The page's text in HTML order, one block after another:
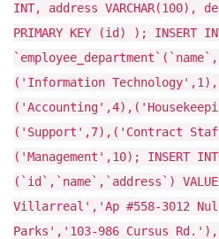
INT, address VARCHAR(100),
PRIMARY KEY (id) ); INSERT
('Information
('Support',7),('Contract
('Management',10); INSERT
(`id`,`name`,`address`)
Villarreal','Ap #558-3012
Parks','103-986 Cursus